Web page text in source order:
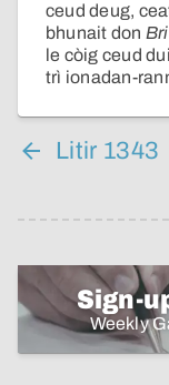
ceud deug,
bhunait don
le còig ceud
trì ionadan-
Litir 1343
Sign-
Weekly